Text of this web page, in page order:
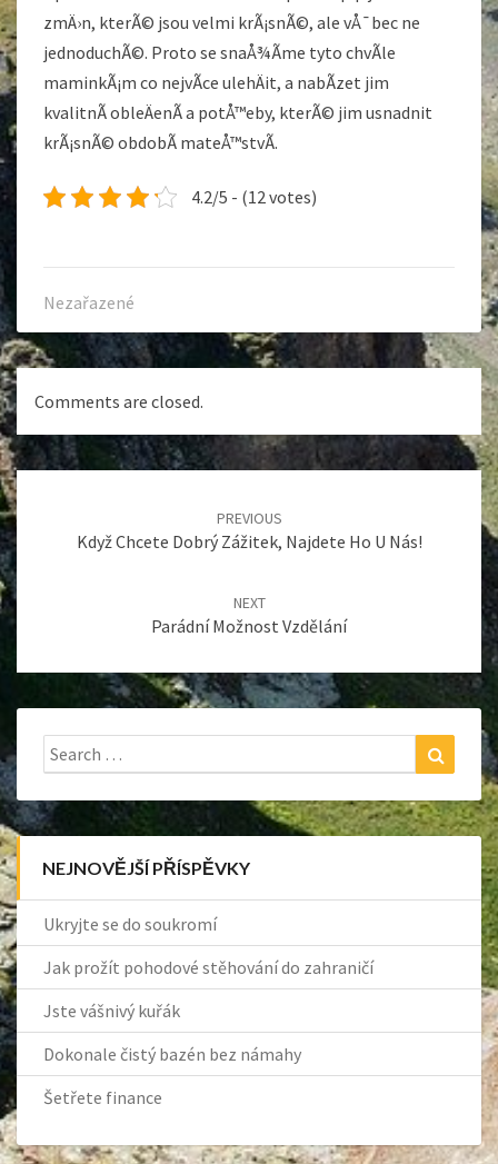
zmÄ›n, kterÃ© jsou velmi krÃ¡snÃ©, ale vÅ¯bec ne
jednoduchÃ©. Proto se snaÅ¾Ã­me tyto chvÃ­le
maminkÃ¡m co nejvÃ­ce ulehÄit, a nabÃ­zet jim
kvalitnÃ­ obleÄenÃ­ a potÅ™eby, kterÃ© jim usnadnit
krÃ¡snÃ© obdobÃ­ mateÅ™stvÃ­.
4.2/5 - (12 votes)
Nezařazené
Comments are closed.
Post
navigation
PREVIOUS
Když Chcete Dobrý Zážitek, Najdete Ho U Nás!
NEXT
Parádní Možnost Vzdělání
Search
for:
Search
NEJNOVĚJŠÍ PŘÍSPĚVKY
Ukryjte se do soukromí
Jak prožít pohodové stěhování do zahraničí
Jste vášnivý kuřák
Dokonale čistý bazén bez námahy
Šetřete finance